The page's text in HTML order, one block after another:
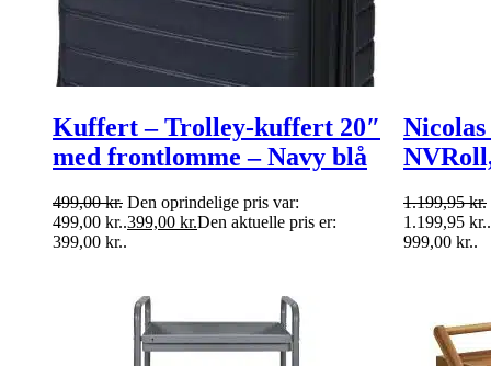
Kuffert – Trolley-kuffert 20″
med frontlomme – Navy blå
499,00kr. Den oprindelige pris var:
499,00 kr..399,00 kr.Den aktuelle pris er:
399,00 kr..
1.199,95kr.
1.199,95 kr..
999,00 kr..